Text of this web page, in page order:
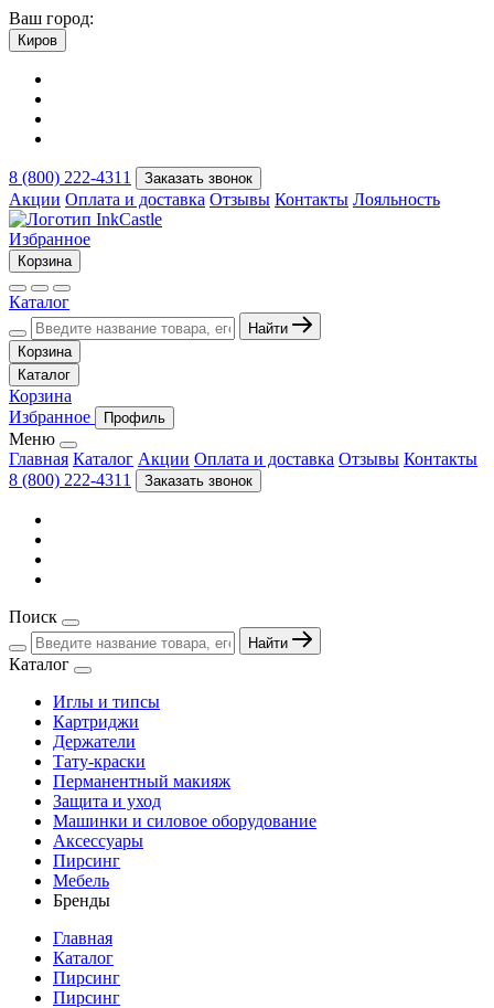
Ваш город:
Киров
8 (800) 222-4311 Заказать звонок
Акции Оплата и доставка Отзывы Контакты Лояльность
Избранное
Корзина
Каталог
Найти
Корзина
Каталог
Корзина
Избранное
Профиль
Меню
Главная Каталог Акции Оплата и доставка Отзывы Контакты
8 (800) 222-4311
Заказать звонок
Поиск
Найти
Каталог
Иглы и типсы
Картриджи
Держатели
Тату-краски
Перманентный макияж
Защита и уход
Машинки и силовое оборудование
Аксессуары
Пирсинг
Мебель
Бренды
Главная
Каталог
Пирсинг
Пирсинг